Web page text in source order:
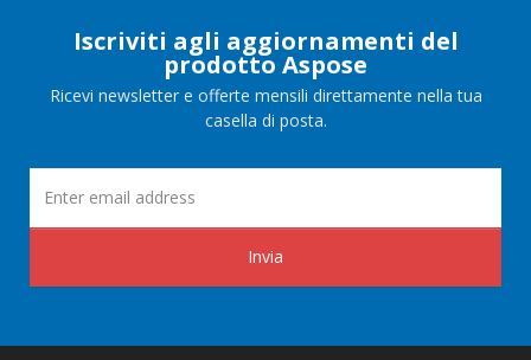
Iscriviti agli aggiornamenti del
prodotto Aspose
Ricevi newsletter e offerte mensili direttamente nella tua
casella di posta.
Invia